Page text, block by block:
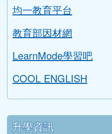
均一教育平台
教育部因材網
LearnMode學習吧
COOL ENGLISH
升學資訊